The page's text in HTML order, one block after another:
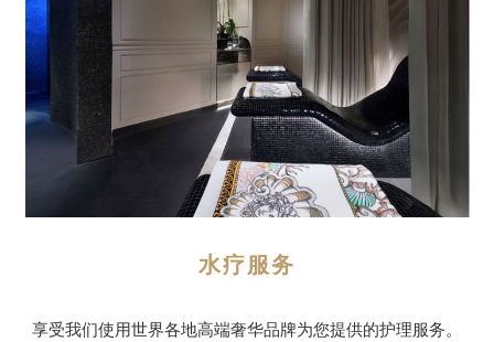
水疗服务
享受我们使用世界各地高端奢华品牌为您提供的护理服务。